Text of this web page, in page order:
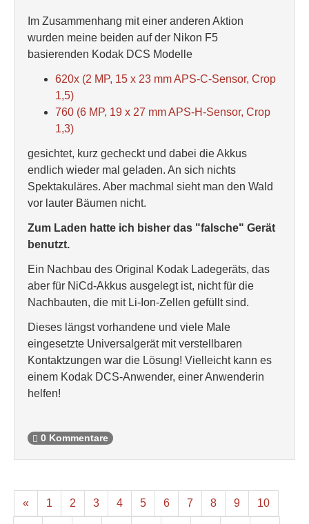
Im Zusammenhang mit einer anderen Aktion
wurden meine beiden auf der Nikon F5
basierenden Kodak DCS Modelle
620x (2 MP, 15 x 23 mm APS-C-Sensor, Crop
1,5)
760 (6 MP, 19 x 27 mm APS-H-Sensor, Crop
1,3)
gesichtet, kurz gecheckt und dabei die Akkus
endlich wieder mal geladen. An sich nichts
Spektakuläres. Aber machmal sieht man den Wald
vor lauter Bäumen nicht.
Zum Laden hatte ich bisher das "falsche" Gerät
benutzt.
Ein Nachbau des Original Kodak Ladegeräts, das
aber für NiCd-Akkus ausgelegt ist, nicht für die
Nachbauten, die mit Li-Ion-Zellen gefüllt sind.
Dieses längst vorhandene und viele Male
eingesetzte Universalgerät mit verstellbaren
Kontaktzungen war die Lösung! Vielleicht kann es
einem Kodak DCS-Anwender, einer Anwenderin
helfen!
0 Kommentare
« 1 2 3 4 5 6 7 8 9 10